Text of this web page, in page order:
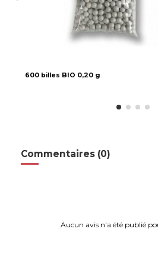
600 billes BIO 0,20 g
Commentaires (0)
Aucun avis n'a été publié